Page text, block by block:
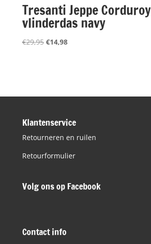
Tresanti Jeppe Corduroy
vlinderdas navy
€29,95 Oorspronkelijke
€14,98Huidige
Klantenservice
Retourneren en ruilen
Retourformulier
Volg ons op Facebook
Contact info